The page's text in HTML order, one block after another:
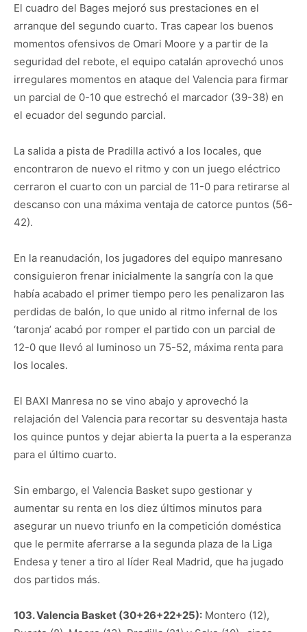
El cuadro del Bages mejoró sus prestaciones en el
arranque del segundo cuarto. Tras capear los buenos
momentos ofensivos de Omari Moore y a partir de la
seguridad del rebote, el equipo catalán aprovechó unos
irregulares momentos en ataque del Valencia para firmar
un parcial de 0-10 que estrechó el marcador (39-38) en
el ecuador del segundo parcial.
La salida a pista de Pradilla activó a los locales, que
encontraron de nuevo el ritmo y con un juego eléctrico
cerraron el cuarto con un parcial de 11-0 para retirarse al
descanso con una máxima ventaja de catorce puntos (56-
42).
En la reanudación, los jugadores del equipo manresano
consiguieron frenar inicialmente la sangría con la que
había acabado el primer tiempo pero les penalizaron las
perdidas de balón, lo que unido al ritmo infernal de los
‘taronja’ acabó por romper el partido con un parcial de
12-0 que llevó al luminoso un 75-52, máxima renta para
los locales.
El BAXI Manresa no se vino abajo y aprovechó la
relajación del Valencia para recortar su desventaja hasta
los quince puntos y dejar abierta la puerta a la esperanza
para el último cuarto.
Sin embargo, el Valencia Basket supo gestionar y
aumentar su renta en los diez últimos minutos para
asegurar un nuevo triunfo en la competición doméstica
que le permite aferrarse a la segunda plaza de la Liga
Endesa y tener a tiro al líder Real Madrid, que ha jugado
dos partidos más.
103. Valencia Basket (30+26+22+25): Montero (12),